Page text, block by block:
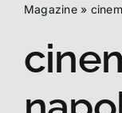
Magazine»